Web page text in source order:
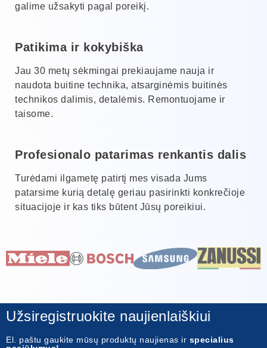
galime užsakyti pagal poreikį.
Patikima ir kokybiška
Jau 30 metų sėkmingai prekiaujame nauja ir
naudota buitine technika, atsarginėmis buitinės
technikos dalimis, detalėmis. Remontuojame ir
taisome.
Profesionalo patarimas renkantis dalis
Turėdami ilgametę patirtį mes visada Jums
patarsime kurią detalę geriau pasirinkti konkrečioje
situacijoje ir kas tiks būtent Jūsų poreikiui.
Užsiregistruokite naujienlaiškiui
El. paštu gaukite mūsų produktų naujienas ir specialius